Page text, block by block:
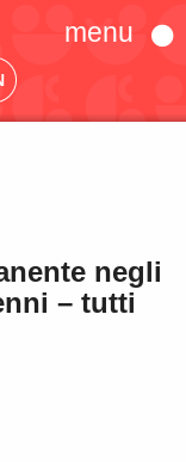
menu
negli
– tutti